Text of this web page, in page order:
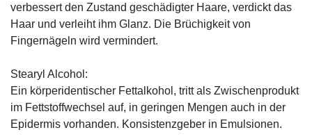
verbessert den Zustand geschädigter Haare, verdickt das
Haar und verleiht ihm Glanz. Die Brüchigkeit von
Fingernägeln wird vermindert.
Stearyl Alcohol:
Ein körperidentischer Fettalkohol, tritt als Zwischenprodukt
im Fettstoffwechsel auf, in geringen Mengen auch in der
Epidermis vorhanden. Konsistenzgeber in Emulsionen.